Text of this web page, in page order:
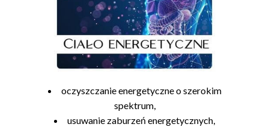
oczyszczanie energetyczne o szerokim
spektrum,
usuwanie zaburzeń energetycznych,